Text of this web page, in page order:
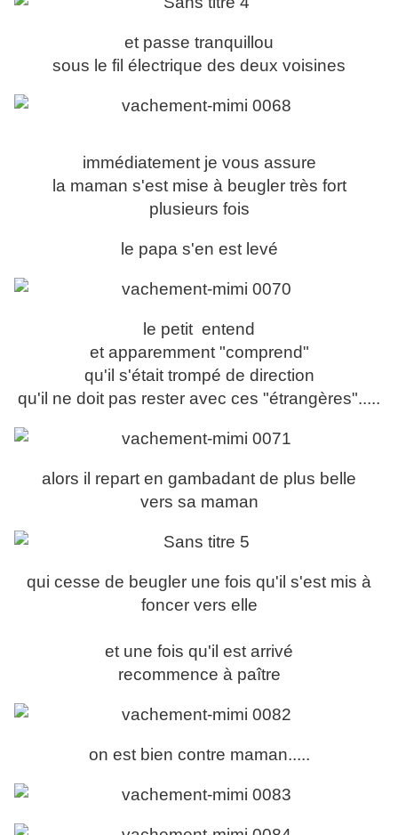
et passe tranquillou
sous le fil électrique des deux voisines
immédiatement je vous assure
la maman s'est mise à beugler très fort
plusieurs fois
le papa s'en est levé
le petit entend
et apparemment "comprend"
qu'il s'était trompé de direction
qu'il ne doit pas rester avec ces "étrangères".....
alors il repart en gambadant de plus belle
vers sa maman
qui cesse de beugler une fois qu'il s'est mis à
foncer vers elle
et une fois qu'il est arrivé
recommence à paître
on est bien contre maman.....